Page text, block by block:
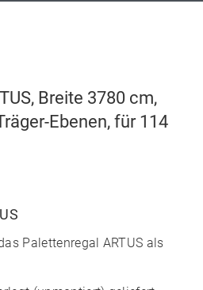
Breite 3780 cm,
Ebenen, für 114
Palettenregal ARTUS als